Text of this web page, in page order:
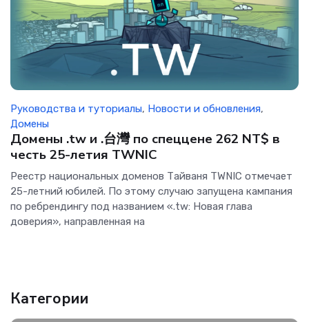
Руководства и туториалы, Новости и обновления,
Домены
Домены .tw и .台灣 по спеццене 262 NT$ в
честь 25-летия TWNIC
Реестр национальных доменов Тайваня TWNIC отмечает
25-летний юбилей. По этому случаю запущена кампания
по ребрендингу под названием «.tw: Новая глава
доверия», направленная на
Категории